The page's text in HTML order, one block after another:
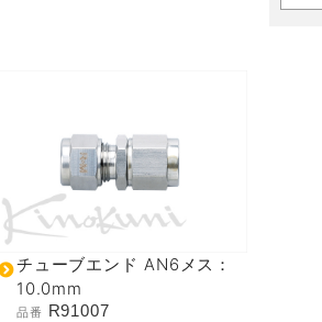
チューブエンド AN6メス：
10.0mm
品番 R91007